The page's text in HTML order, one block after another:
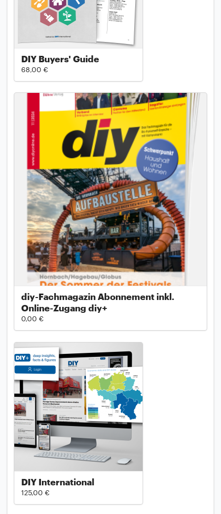
DIY Buyers' Guide
68,00 €
diy-Fachmagazin Abonnement inkl.
Online-Zugang diy+
0,00 €
DIY International
125,00 €